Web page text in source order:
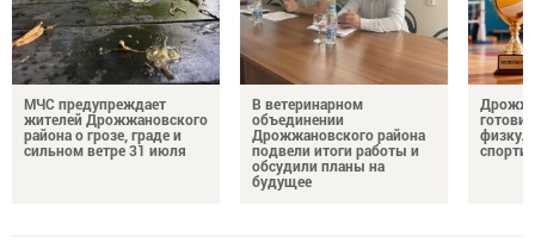
МЧС предупреждает
жителей Дрожжановского
района о грозе, граде и
сильном ветре 31 июля
В ветеринарном
объединении
Дрожжановского района
подвели итоги работы и
обсудили планы на
будущее